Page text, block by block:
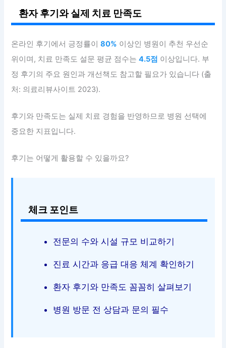
환자 후기와 실제 치료 만족도
온라인 후기에서 긍정률이80% 이상인 병원이 추천 우선순
위이며, 치료 만족도 설문 평균 점수는4.5점 이상입니다. 부
정 후기의 주요 원인과 개선책도 참고할 필요가 있습니다 (출
처: 의료리뷰사이트 2023).
후기와 만족도는 실제 치료 경험을 반영하므로 병원 선택에
중요한 지표입니다.
후기는 어떻게 활용할 수 있을까요?
체크 포인트
전문의 수와 시설 규모 비교하기
진료 시간과 응급 대응 체계 확인하기
환자 후기와 만족도 꼼꼼히 살펴보기
병원 방문 전 상담과 문의 필수